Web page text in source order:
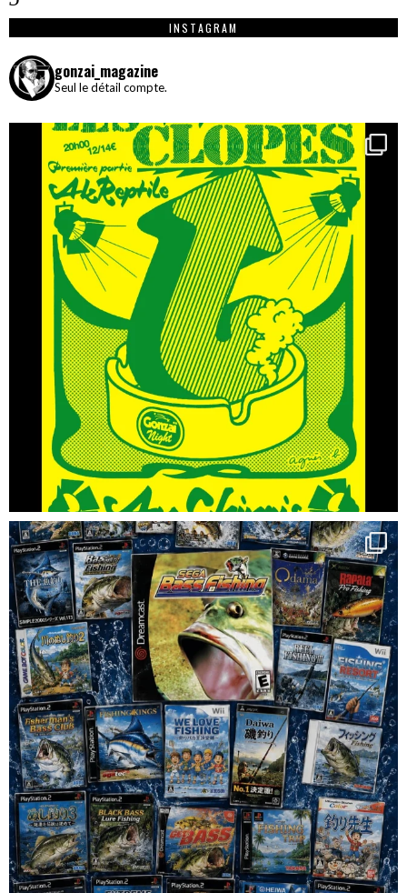
INSTAGRAM
gonzai_magazine
Seul le détail compte.